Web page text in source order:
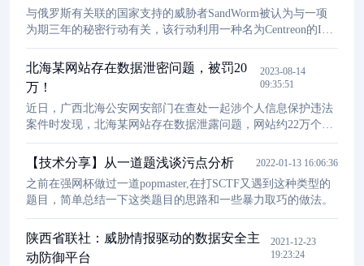
与俄罗斯有关联的国家支持的威胁者SandWorm被认为与一项
为期三年的秘密行动有关，该行动利用一种名为Centreon的IT
监控工具来入侵目标。此外，ANSSI的调查显示，为了连接到
Web Shell，使用了常见的VPN服务，在C2基础结构中存在重
叠，从而将操作连接到Sandworm。ANSSI警告说：“因此，建
议在漏洞公开并发布纠正补丁后立即更新应用程序。”
北海某网站存在数据泄密问题，被罚20
万！
2023-08-14
09:35:51
近日，广西北海公安网安部门在查处一起涉个人信息保护违法
案件时发现，北海某网站存在数据泄露问题，网站约22万个人
信息数据被挂在境外论坛售卖。
【技术分享】从一道题浅谈污点分析 2022-01-13 16:06:36
之前在强网杯做过一道popmaster,在打SCTF又遇到这种类型的
题目，简单总结一下这类题目的思路和一些暴力取巧的做法。
陕西省联社：威胁情报驱动的数据安全主
动防御平台
2021-12-23
19:23:24